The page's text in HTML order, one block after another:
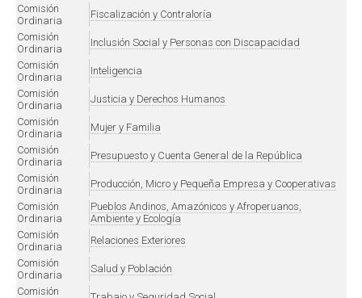
Comisión
Ordinaria
Fiscalización y Contraloría
Comisión
Ordinaria
Inclusión Social y Personas con Discapacidad
Comisión
Ordinaria
Inteligencia
Comisión
Ordinaria
Justicia y Derechos Humanos
Comisión
Ordinaria
Mujer y Familia
Comisión
Ordinaria
Presupuesto y Cuenta General de la República
Comisión
Ordinaria
Producción, Micro y Pequeña Empresa y Cooperativas
Comisión
Ordinaria
Pueblos Andinos, Amazónicos y Afroperuanos,
Ambiente y Ecología
Comisión
Ordinaria
Relaciones Exteriores
Comisión
Ordinaria
Salud y Población
Comisión